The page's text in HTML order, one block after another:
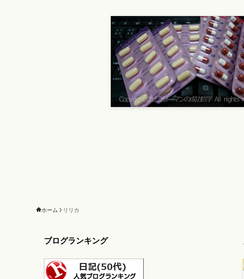
ホーム リリカ
ブログランキング